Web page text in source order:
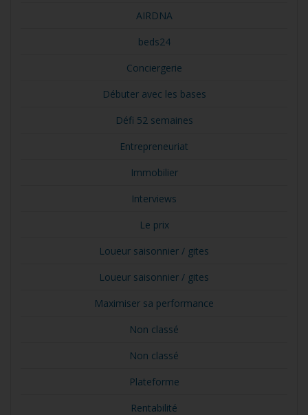
AIRDNA
beds24
Conciergerie
Débuter avec les bases
Défi 52 semaines
Entrepreneuriat
Immobilier
Interviews
Le prix
Loueur saisonnier / gites
Loueur saisonnier / gites
Maximiser sa performance
Non classé
Non classé
Plateforme
Rentabilité